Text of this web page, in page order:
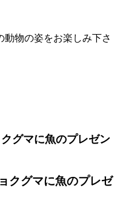
物の姿をお楽しみ下さ
グマに魚のプレゼン
クグマに魚のプレゼ